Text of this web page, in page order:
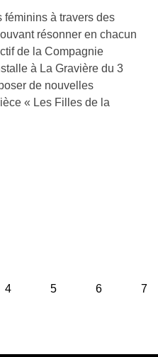
féminins à travers des
résonner en chacun
de la Compagnie
à La Gravière du 3
de nouvelles
« Les Filles de la
4 5 6 7